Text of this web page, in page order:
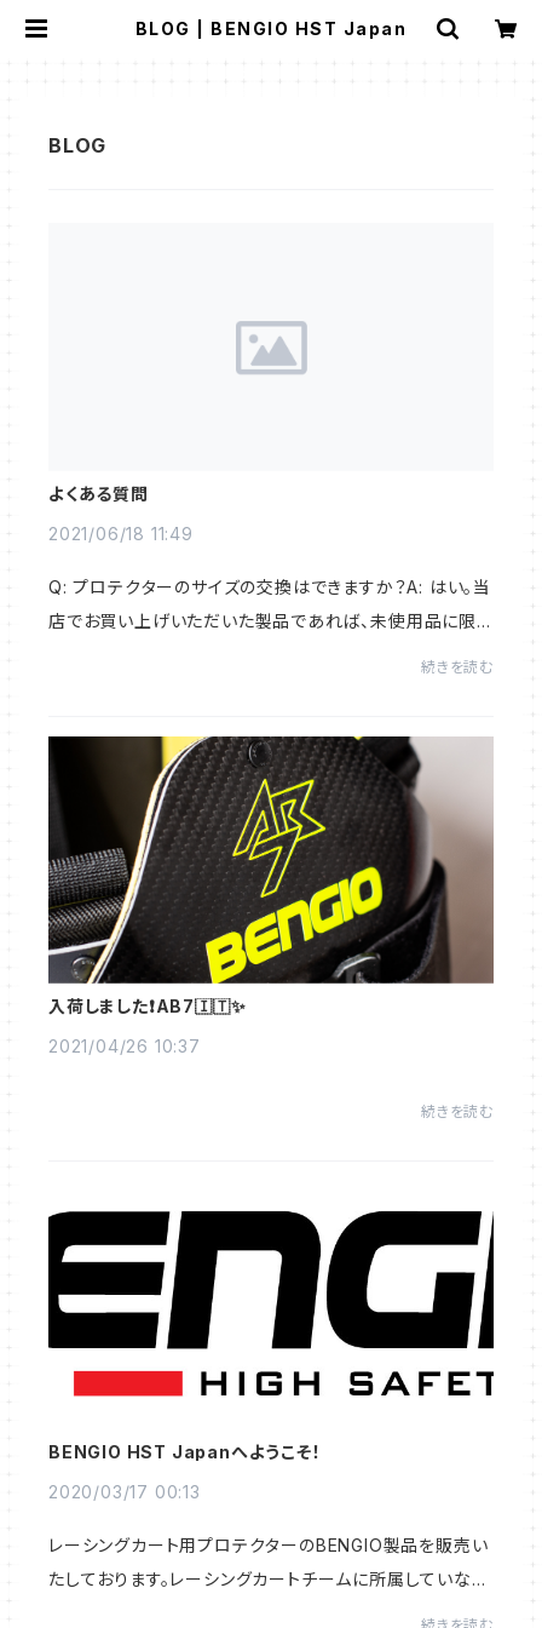
BLOG | BENGIO HST Japan
よくある質問
2021/06/18 11:49
Q: プロテクターのサイズの交換はできますか？A: はい。当
店でお買い上げいただいた製品であれば、未使用品に限り
続きを読む
入荷しました❗️AB7🇮🇹✨
2021/04/26 10:37
続きを読む
BENGIO HST Japanへようこそ！
2020/03/17 00:13
レーシングカート用プロテクターのBENGIO製品を販売い
たしております。レーシングカートチームに所属していない